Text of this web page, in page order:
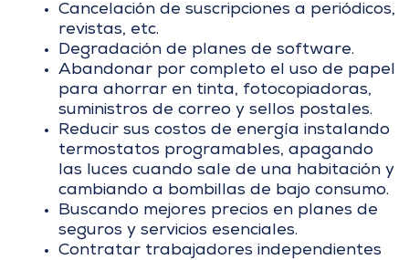
Cancelación de suscripciones a periódicos,
revistas, etc.
Degradación de planes de software.
Abandonar por completo el uso de papel
para ahorrar en tinta, fotocopiadoras,
suministros de correo y sellos postales.
Reducir sus costos de energía instalando
termostatos programables, apagando
las luces cuando sale de una habitación y
cambiando a bombillas de bajo consumo.
Buscando mejores precios en planes de
seguros y servicios esenciales.
Contratar trabajadores independientes